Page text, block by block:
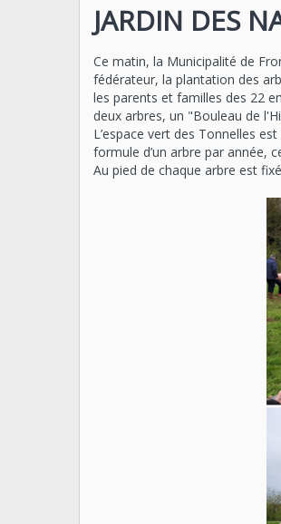
JARDIN DES
Ce matin, la Municipalité de
fédérateur, la plantation des
les parents et familles des 22
deux arbres, un "Bouleau de
L’espace vert des Tonnelles
formule d’un arbre par année,
Au pied de chaque arbre est